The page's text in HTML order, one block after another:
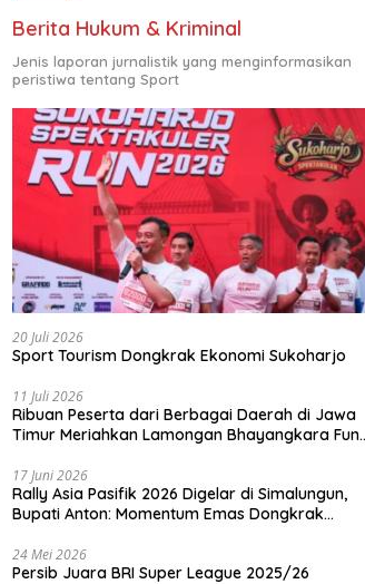
Berita Hukum & Kriminal
Jenis laporan jurnalistik yang menginformasikan
peristiwa tentang Sport
20 Juli 2026
Sport Tourism Dongkrak Ekonomi Sukoharjo
11 Juli 2026
Ribuan Peserta dari Berbagai Daerah di Jawa
Timur Meriahkan Lamongan Bhayangkara Fun
17 Juni 2026
Rally Asia Pasifik 2026 Digelar di Simalungun,
Bupati Anton: Momentum Emas Dongkrak
24 Mei 2026
Persib Juara BRI Super League 2025/26